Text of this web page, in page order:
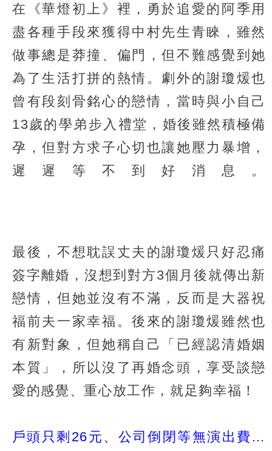
在《華燈初上》裡，勇於追愛的阿季用
盡各種手段來獲得中村先生青睞，雖然
做事總是莽撞、偏門，但不難感覺到她
為了生活打拼的熱情。劇外的謝瓊煖也
曾有段刻骨銘心的戀情，當時與小自己
13歲的學弟步入禮堂，婚後雖然積極備
孕，但對方求子心切也讓她壓力暴增，
遲遲等不到好消息。
最後，不想耽誤丈夫的謝瓊煖只好忍痛
簽字離婚，沒想到對方3個月後就傳出新
戀情，但她並沒有不滿，反而是大器祝
福前夫一家幸福。後來的謝瓊煖雖然也
有新對象，但她稱自己「已經認清婚姻
本質」，所以沒了再婚念頭，享受談戀
愛的感覺、重心放工作，就足夠幸福！
戶頭只剩26元、公司倒閉等無演出費…